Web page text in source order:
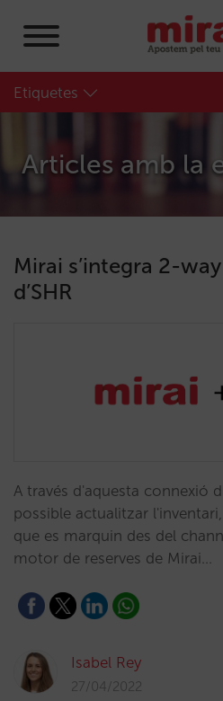
Etiquetes
Articles amb la
Mirai s’integra 2-
d’SHR
A través d'aquesta connexió
possible actualitzar
que es marquin des del
motor de reserves de Mirai…
Isabel Rey
27/04/2022